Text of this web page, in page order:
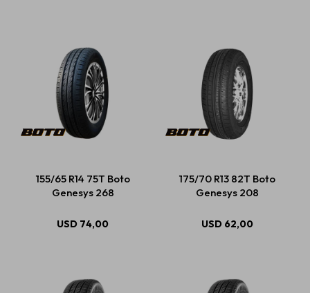
155/65 R14 75T Boto
Genesys 268
USD 74,00
175/70 R13 82T Boto
Genesys 208
USD 62,00